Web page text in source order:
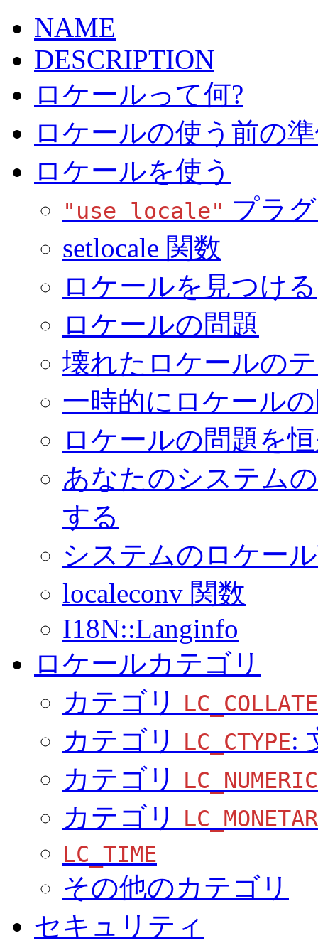
NAME
DESCRIPTION
ロケールって何?
ロケールの使う前の
ロケールを使う
"use locale" プラ
setlocale 関数
ロケールを見つける
ロケールの問題
壊れたロケールの
一時的にロケール
ロケールの問題を
あなたのシステム
する
システムのロケー
localeconv 関数
I18N::Langinfo
ロケールカテゴリ
カテゴリ
LC_COLLATE
カテゴリ LC_CTYPE:
カテゴリ
LC_NUMERIC
カテゴリ
LC_TIME
その他のカテゴリ
セキュリティ